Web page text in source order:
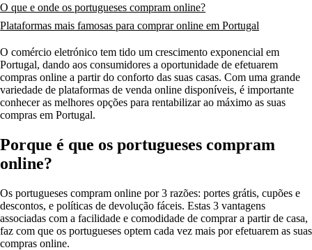
O que e onde os portugueses compram online?
Plataformas mais famosas para comprar online em Portugal
O comércio eletrónico tem tido um crescimento exponencial em
Portugal, dando aos consumidores a oportunidade de efetuarem
compras online a partir do conforto das suas casas. Com uma grande
variedade de plataformas de venda online disponíveis, é importante
conhecer as melhores opções para rentabilizar ao máximo as suas
compras em Portugal.
Porque é que os portugueses compram
online?
Os portugueses compram online por 3 razões: portes grátis, cupões e
descontos, e políticas de devolução fáceis. Estas 3 vantagens
associadas com a facilidade e comodidade de comprar a partir de casa,
faz com que os portugueses optem cada vez mais por efetuarem as suas
compras online.